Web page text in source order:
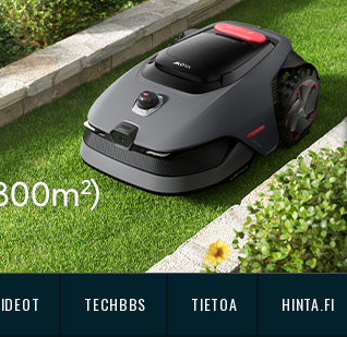
TECHBBS TIETOA HINTA.FI